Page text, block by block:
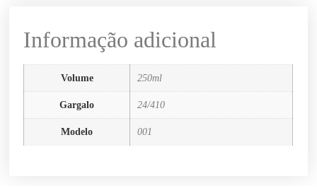
Informação adicional
Volume 250ml
Gargalo 24/410
Modelo 001